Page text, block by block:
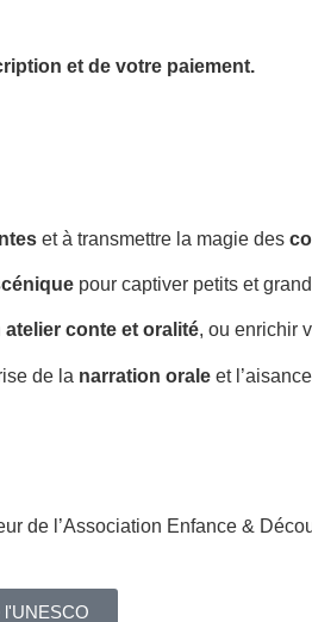
et de votre paiement.
et à transmettre la magie des
pour captiver petits et
atelier conte et oralité, ou enrichir
de la narration orale et
de l’Association Enfance &
l'UNESCO